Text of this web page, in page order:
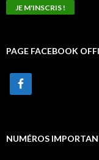
PAGE FACEBOOK
NUMÉROS